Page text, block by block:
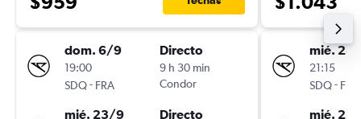
dom. 6/9
19:00
SDQ- FRA
Directo
9 h 30 min
Condor
mié. 23/9 Directo
mié.
21:15
SDQ- FRA
mié. 25/